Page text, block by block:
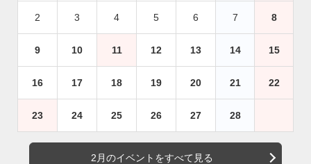
2 3 4 5 6 7 8
9 10 11 12 13 14 15
16 17 18 19 20 21 22
23 24 25 26 27 28
2月のイベントをすべて見る